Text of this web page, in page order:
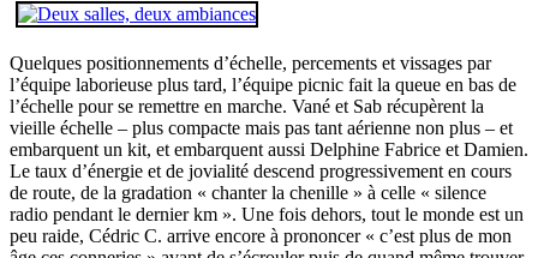
Quelques positionnements d’échelle, percements et vissages par
l’équipe laborieuse plus tard, l’équipe picnic fait la queue en bas de
l’échelle pour se remettre en marche. Vané et Sab récupèrent la
vieille échelle – plus compacte mais pas tant aérienne non plus – et
embarquent un kit, et embarquent aussi Delphine Fabrice et Damien.
Le taux d’énergie et de jovialité descend progressivement en cours
de route, de la gradation « chanter la chenille » à celle « silence
radio pendant le dernier km ». Une fois dehors, tout le monde est un
peu raide, Cédric C. arrive encore à prononcer « c’est plus de mon